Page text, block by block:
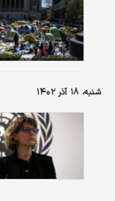
شنبه، ۱۸ آذر ۱۴۰۲